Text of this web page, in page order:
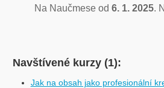
Na Naučmese od 6. 1. 2025.
Navštívené kurzy (1):
Jak na obsah jako profesionální